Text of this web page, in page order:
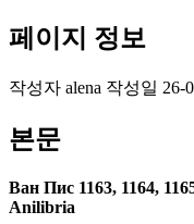
페이지 정보
작성자 alena 작성일 26-
본문
Ван Пис 1163, 1164,
Anilibria